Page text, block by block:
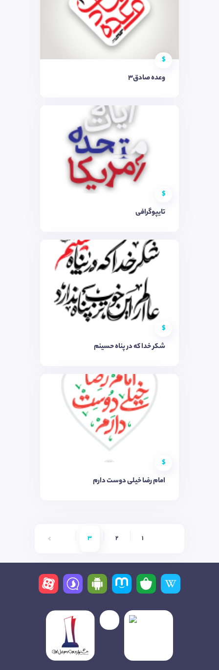
$
وعده صادق3
$
تایپوگرافی
$
شکر خدا که در پناه حسینم
$
امام رضا خیلی دوست دارم
1
2
3